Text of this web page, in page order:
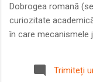
Dobrogea romană
curiozitate
în care mecanismele
Într-o epocă în care
era susținută de o
Trimiteți